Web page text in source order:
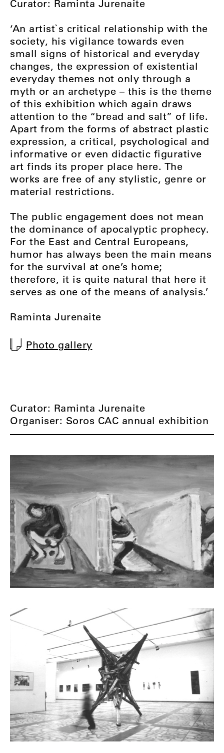
Curator: Raminta Jurenaite
‘An artist`s critical relationship with the
society, his vigilance towards even
small signs of historical and everyday
changes, the expression of existential
everyday themes not only through a
myth or an archetype – this is the theme
of this exhibition which again draws
attention to the “bread and salt” of life.
Apart from the forms of abstract plastic
expression, a critical, psychological and
informative or even didactic figurative
art finds its proper place here. The
works are free of any stylistic, genre or
material restrictions.
The public engagement does not mean
the dominance of apocalyptic prophecy.
For the East and Central Europeans,
humor has always been the main means
for the survival at one’s home;
therefore, it is quite natural that here it
serves as one of the means of analysis.’
Raminta Jurenaite
Photo gallery
Curator: Raminta Jurenaite
Organiser: Soros CAC annual exhibition